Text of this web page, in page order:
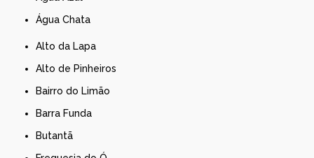
Água Chata
Alto da Lapa
Alto de Pinheiros
Bairro do Limão
Barra Funda
Butantã